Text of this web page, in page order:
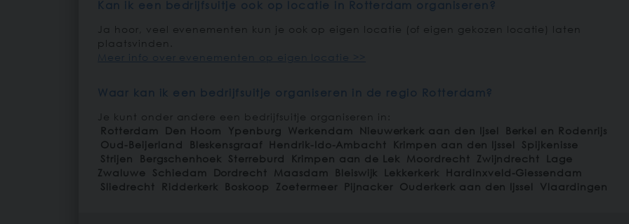
Kan ik een bedrijfsuitje ook op locatie in Rotterdam organiseren?
Ja hoor, veel evenementen kun je ook op eigen locatie (of eigen gekozen locatie) laten
plaatsvinden.
Meer info over evenementen op eigen locatie >>
Waar kan ik een bedrijfsuitje organiseren in de regio Rotterdam?
Je kunt onder andere een bedrijfsuitje organiseren in:
Rotterdam
Den Hoorn Ypenburg Werkendam Nieuwerkerk aan den Ijsel
Berkel en Rodenrijs
Oud-Beijerland
Bleskensgraaf Hendrik-Ido-Ambacht Krimpen aan den Ijssel
Spijkenisse
Strijen
Bergschenhoek Sterreburd Krimpen aan de Lek Moordrecht Zwijndrecht
Lage
Zwaluwe
Schiedam Dordrecht Maasdam Bleiswijk Lekkerkerk
Hardinxveld-Giessendam
Sliedrecht
Ridderkerk Boskoop Zoetermeer Pijnacker Ouderkerk aan den Ijssel Vlaardingen